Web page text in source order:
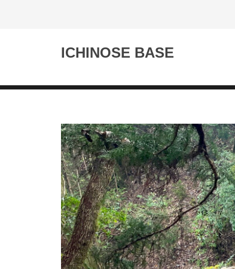
ICHINOSE BASE